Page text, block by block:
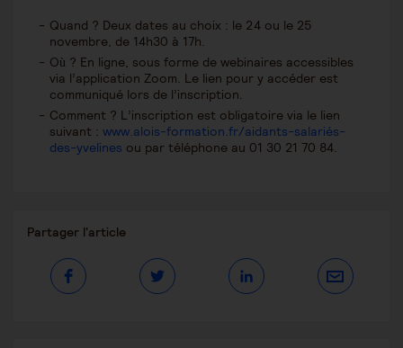
Quand ? Deux dates au choix : le 24 ou le 25
novembre, de 14h30 à 17h.
Où ? En ligne, sous forme de webinaires accessibles
via l’application Zoom. Le lien pour y accéder est
communiqué lors de l’inscription.
Comment ? L’inscription est obligatoire via le lien
suivant : www.alois-formation.fr/aidants-salariés-
des-yvelines ou par téléphone au 01 30 21 70 84.
Partager l'articlePartager
contenu
Ouvrir
dans
Ouvrir
dans
Ouvrir
dans